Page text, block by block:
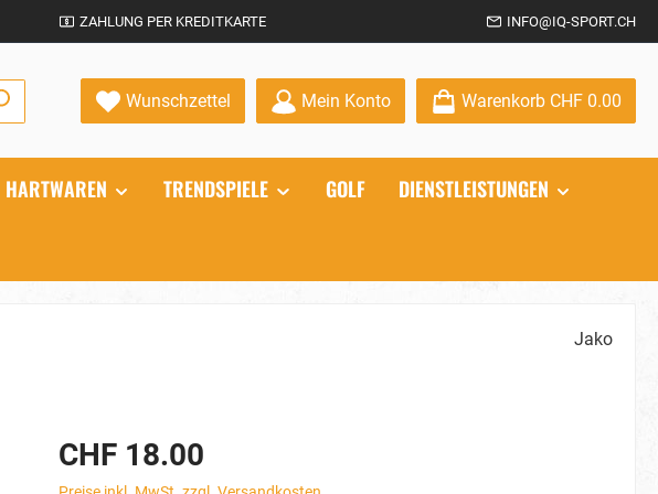
ZAHLUNG PER KREDITKARTE INFO@IQ-SPORT.CH
Wunschzettel Du hast 0 Produkte auf dem Merkzettel
Mein Konto Warenkorb CHF 0.00
HARTWAREN TRENDSPIELE GOLF DIENSTLEISTUNGEN
Jako
CHF 18.00